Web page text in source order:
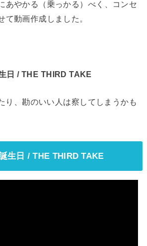
あやかる（乗っかる）べく、コンセ
て動画作成しました。
日 / THE THIRD TAKE
り、勘のいい人は察してしまうかも
生日 / THE THIRD TAKE